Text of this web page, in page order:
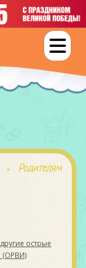
Родителям
острые
(ОРВИ)